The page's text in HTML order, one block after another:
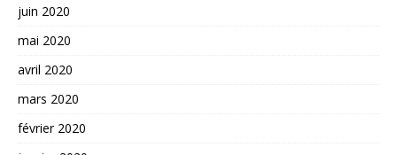
juin 2020
mai 2020
avril 2020
mars 2020
février 2020